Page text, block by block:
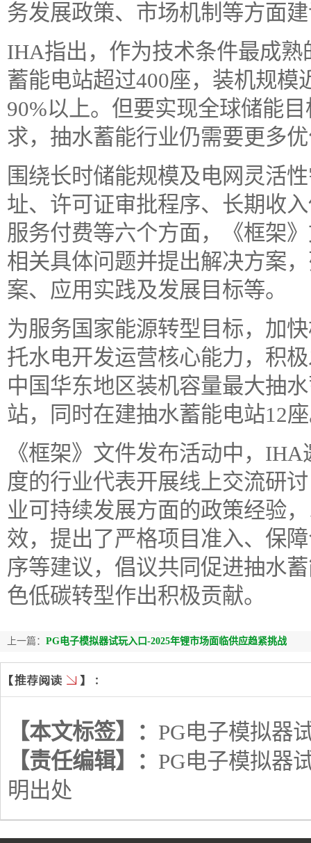
务发展政策、市场机制等方面
IHA指出，作为技术条件最成
蓄能电站超过400座，装机规模
90%以上。但要实现全球储能
求，抽水蓄能行业仍需要更多
围绕长时储能规模及电网灵活
址、许可证审批程序、长期收
服务付费等六个方面，《框架
相关具体问题并提出解决方案
案、应用实践及发展目标等。
为服务国家能源转型目标，加
托水电开发运营核心能力，积
中国华东地区装机容量最大抽
站，同时在建抽水蓄能电站12
《框架》文件发布活动中，
度的行业代表开展线上交流研
业可持续发展方面的政策经验
效，提出了严格项目准入、保
序等建议，倡议共同促进抽水
色低碳转型作出积极贡献。
上一篇： PG电子模拟器试玩入口-2025年锂市场面临供应趋紧挑战
【本文标签】： PG电子模拟器
【责任编辑】： PG电子模拟器
明出处